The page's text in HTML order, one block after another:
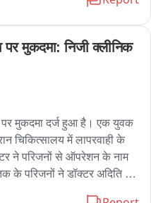
निर्देश
रहे मौजूद
पर मुकदमा: निजी क्लीनिक
पर मुकदमा दर्ज हुआ है। एक युवक
चिकित्सालय में लापरवाही के
ने परिजनों से ऑपरेशन के नाम
के परिजनों ने डॉक्टर अदिति पर